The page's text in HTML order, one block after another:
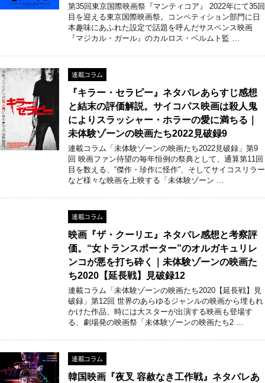
第35回東京国際映画祭『マンティコア』 2022年にて35回
目を迎える東京国際映画祭。コンペティション部門に日
本趣味にあふれた設定で話題を呼んだサスペンス映画
『マジカル・ガール』のカルロス・ベルムト監 …
連載コラム
『キラー・セラピー』ネタバレあらすじ感想
と結末の評価解説。サイコパス映画は殺人鬼
によりスラッシャー・ホラーの愛に満ちる｜
未体験ゾーンの映画たち2022見破録9
連載コラム「未体験ゾーンの映画たち2022見破録」第9
回 映画ファン待望の毎年恒例の祭典として、通算第11回
目を数える、“傑作・珍作に怪作”、そしてサイコスリラー
など様々な映画を上映する「未体験ゾーン …
連載コラム
映画『ザ・クーリエ』ネタバレ感想と考察評
価。“女トランスポーター”のオルガキュリレ
ンコが悪を打ち砕く｜未体験ゾーンの映画た
ち2020【延長戦】見破録12
連載コラム「未体験ゾーンの映画たち2020【延長戦】見
破録」第12回 世界のあらゆるジャンルの映画から埋もれ
かけた作品、時には大スターが出演する映画も登場す
る、劇場発の映画祭「未体験ゾーンの映画たち2 …
連載コラム
韓国映画『夜叉 容赦なき工作戦』ネタバレあ